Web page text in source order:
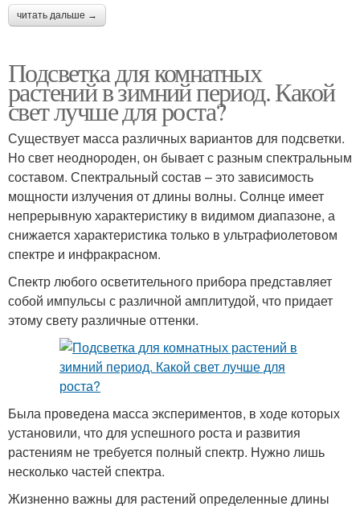
читать дальше →
Подсветка для комнатных
растений в зимний период. Какой
свет лучше для роста?
Существует масса различных вариантов для подсветки.
Но свет неоднороден, он бывает с разным спектральным
составом. Спектральный состав – это зависимость
мощности излучения от длины волны. Солнце имеет
непрерывную характеристику в видимом диапазоне, а
снижается характеристика только в ультрафиолетовом
спектре и инфракрасном.
Спектр любого осветительного прибора представляет
собой импульсы с различной амплитудой, что придает
этому свету различные оттенки.
Была проведена масса экспериментов, в ходе которых
установили, что для успешного роста и развития
растениям не требуется полный спектр. Нужно лишь
несколько частей спектра.
Жизненно важны для растений определенные длины